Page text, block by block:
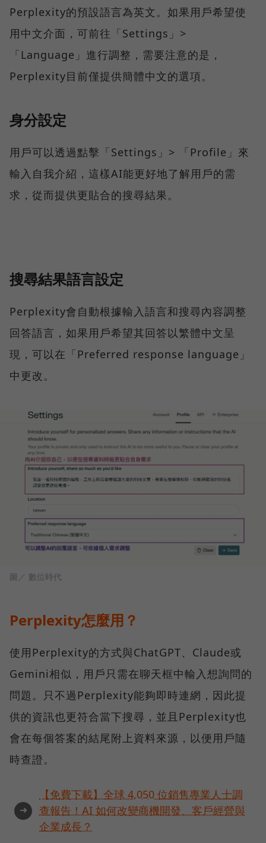
Perplexity的預設語言為英文。如果用戶希望使
用中文介面，可前往「Settings」>
「Language」進行調整，需要注意的是，
Perplexity目前僅提供簡體中文的選項。
身分設定
用戶可以透過點擊「Settings」> 「Profile」來
輸入自我介紹，這樣AI能更好地了解用戶的需
求，從而提供更貼合的搜尋結果。
搜尋結果語言設定
Perplexity會自動根據輸入語言和搜尋內容調整
回答語言，如果用戶希望其回答以繁體中文呈
現，可以在「Preferred response language」
中更改。
圖／ 數位時代
Perplexity怎麼用？
使用Perplexity的方式與ChatGPT、Claude或
Gemini相似，用戶只需在聊天框中輸入想詢問的
問題。只不過Perplexity能夠即時連網，因此提
供的資訊也更符合當下搜尋，並且Perplexity也
會在每個答案的結尾附上資料來源，以便用戶隨
時查證。
➜
【免費下載】全球 4,050 位銷售專業人士調
查報告！AI 如何改變商機開發、客戶經營與
企業成長？